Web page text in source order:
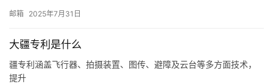
邮箱 2025年7月31日
大疆专利是什么
疆专利涵盖飞行器、拍摄装置、图传、避障及云台等多方面技术，
提升